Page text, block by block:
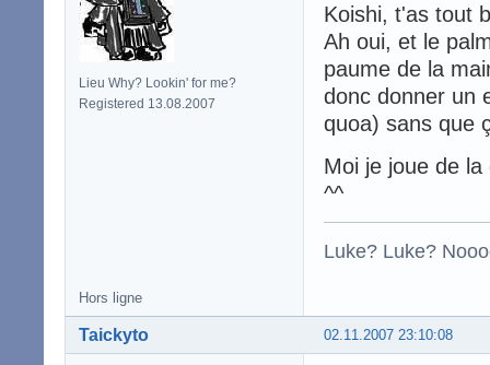
Lieu Why? Lookin' for me?
Registered 13.08.2007
Koishi, t'as tout
Ah oui, et le
paume de la
donc donner un
quoa) sans que
Moi je joue de
^^
Luke? Luke?
Hors ligne
02.11.2007 23:10:08
Taickyto